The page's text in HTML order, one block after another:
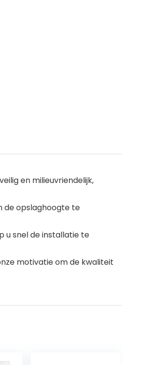
en milieuvriendelijk,
de opslaghoogte te
u snel de installatie te
motivatie om de kwaliteit